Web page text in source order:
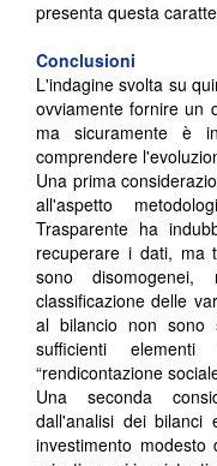
presenta questa
Conclusioni
L'indagine svolta su
ovviamente fornire un
ma sicuramente è
comprendere
Una prima
all'aspetto
Trasparente ha
recuperare i dati, ma
sono
classificazione delle
al bilancio non sono
sufficienti
“rendicontazione
Una seconda
dall'analisi dei
investimento